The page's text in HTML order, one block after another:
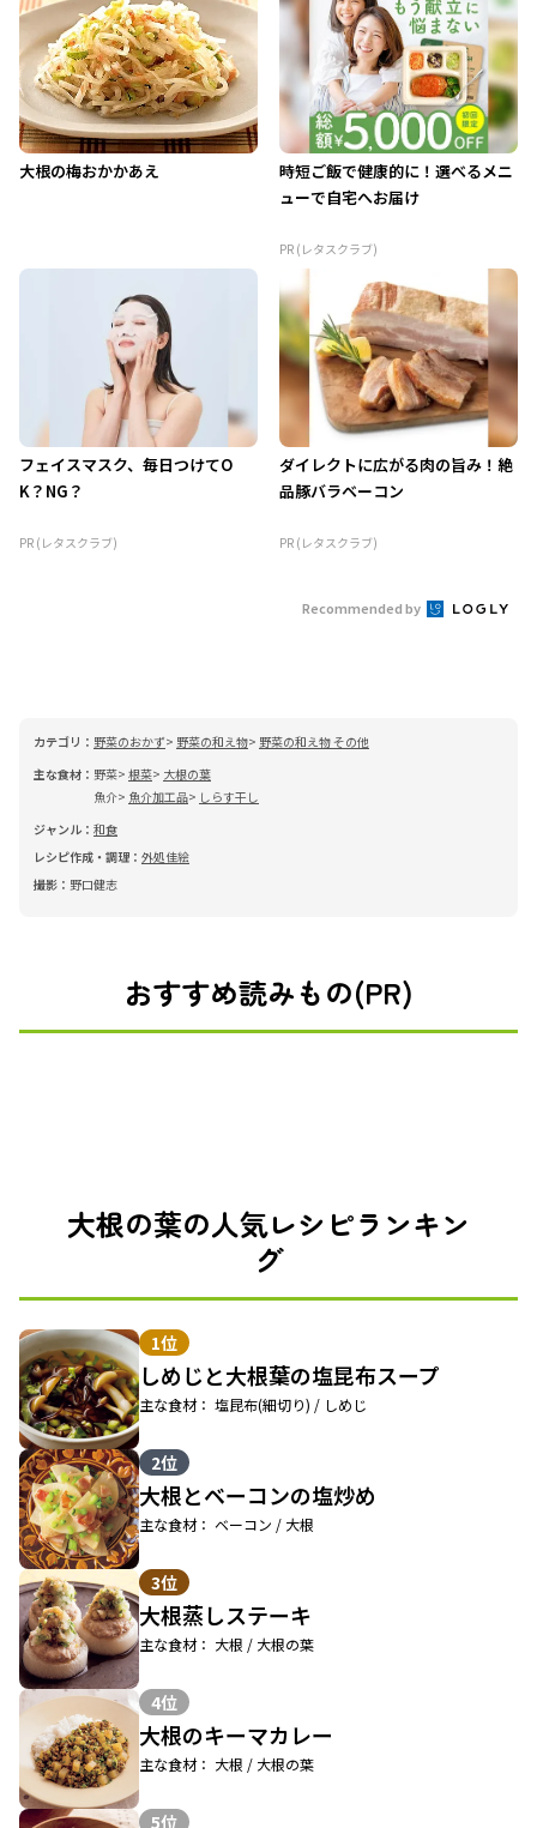
大根の梅おかかあえ
時短ご飯で健康的に！選べるメニ
ューで自宅へお届け
PR (レタスクラブ)
フェイスマスク、毎日つけてO
K？NG？
PR (レタスクラブ)
ダイレクトに広がる肉の旨み！絶
品豚バラベーコン
PR (レタスクラブ)
Recommended by
カテゴリ： 野菜のおかず 野菜の和え物
野菜の和え物 その他
主な食材： 野菜 根菜
大根の葉
魚介
魚介加工品
しらす干し
ジャンル： 和食
レシピ作成・調理： 外処佳絵
撮影： 野口健志
おすすめ読みもの(PR)
大根の葉の人気レシピランキン
グ
1位
しめじと大根葉の塩昆布スープ
主な食材： 塩昆布(細切り) / しめじ
2位
大根とベーコンの塩炒め
主な食材： ベーコン / 大根
3位
大根蒸しステーキ
主な食材： 大根 / 大根の葉
4位
大根のキーマカレー
主な食材： 大根 / 大根の葉
5位